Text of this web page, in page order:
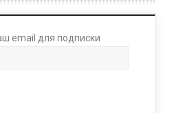
email для подписки